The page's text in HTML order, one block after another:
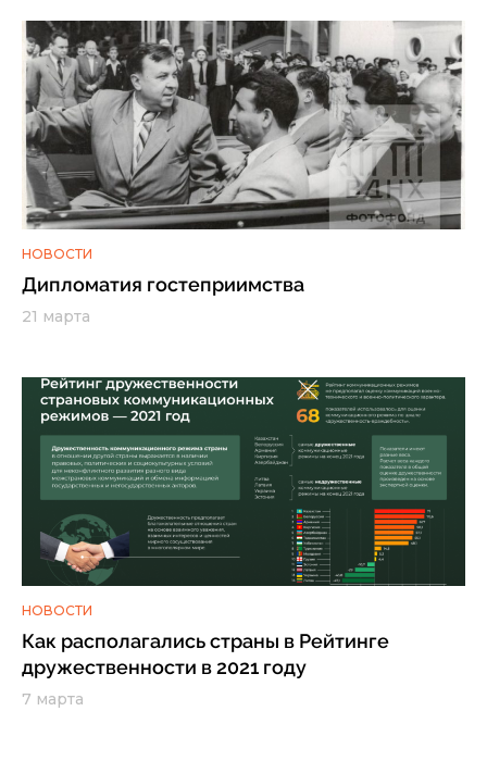
НОВОСТИ
Дипломатия гостеприимства
21 марта
НОВОСТИ
Как располагались страны в Рейтинге
дружественности в 2021 году
7 марта